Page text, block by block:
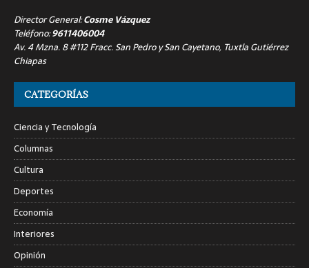
Director General:Cosme Vázquez
Teléfono:9611406004
Av. 4 Mzna. 8 #112 Fracc. San Pedro y San Cayetano, Tuxtla Gutiérrez
Chiapas
CATEGORÍAS
Ciencia y Tecnología
Columnas
Cultura
Deportes
Economía
Interiores
Opinión